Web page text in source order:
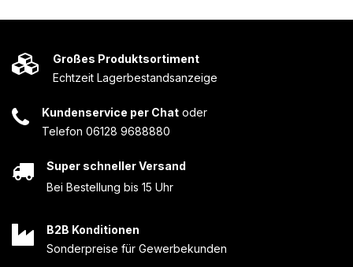
Großes Produktsortiment
Echtzeit Lagerbestandsanzeige
Kundenservice per Chat oder
Telefon 06128 9688880
Super schneller Versand
Bei Bestellung bis 15 Uhr
B2B Konditionen
Sonderpreise für Gewerbekunden